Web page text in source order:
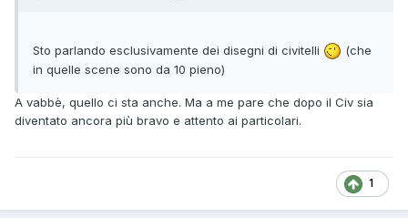
Sto parlando esclusivamente dei disegni di civitelli
(che
in quelle scene sono da 10 pieno)
A vabbè, quello ci sta anche. Ma a me pare che dopo il Civ sia
diventato ancora più bravo e attento ai particolari.
1